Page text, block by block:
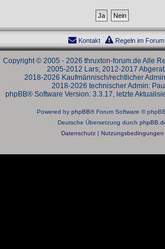
Regeln im Forum
Kontakt
Copyright © 2005 - 2026 thruxton-forum.de Alle
2005-2012 Lars; 2012-2017
2018-2026 Kaufmännisch/rechtlicher
2018-2026 technischer Admin:
phpBB® Software Version: 3.3.17, letzte
Powered by phpBB® Forum Software ©
Deutsche Übersetzung durch
Datenschutz| Nutzungsbedingungen